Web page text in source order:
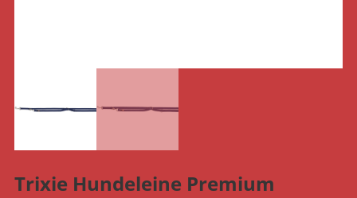
Trixie Hundeleine Premium